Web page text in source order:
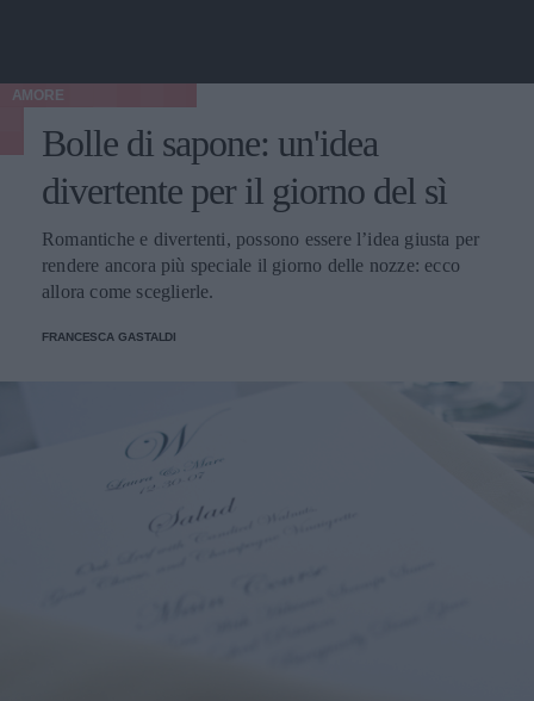
AMORE
Bolle di sapone: un'idea
divertente per il giorno del sì
Romantiche e divertenti, possono essere l’idea giusta per
rendere ancora più speciale il giorno delle nozze: ecco
allora come sceglierle.
FRANCESCA GASTALDI